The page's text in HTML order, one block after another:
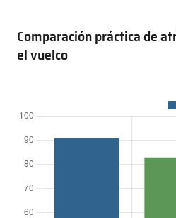
Comparación práctica de
el vuelco